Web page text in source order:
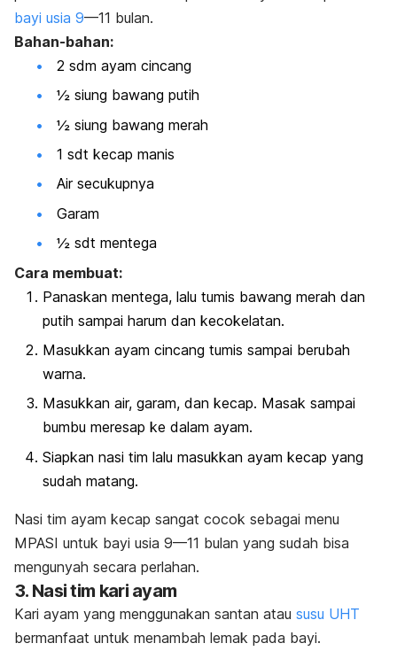
bayi usia 9—11 bulan.
Bahan-bahan:
2 sdm ayam cincang
½ siung bawang putih
½ siung bawang merah
1 sdt kecap manis
Air secukupnya
Garam
½ sdt mentega
Cara membuat:
Panaskan mentega, lalu tumis bawang merah dan
putih sampai harum dan kecokelatan.
Masukkan ayam cincang tumis sampai berubah
warna.
Masukkan air, garam, dan kecap. Masak sampai
bumbu meresap ke dalam ayam.
Siapkan nasi tim lalu masukkan ayam kecap yang
sudah matang.
Nasi tim ayam kecap sangat cocok sebagai menu
MPASI untuk bayi usia 9—11 bulan yang sudah bisa
mengunyah secara perlahan.
3. Nasi tim kari ayam
Kari ayam yang menggunakan santan atau susu UHT
bermanfaat untuk menambah lemak pada bayi.